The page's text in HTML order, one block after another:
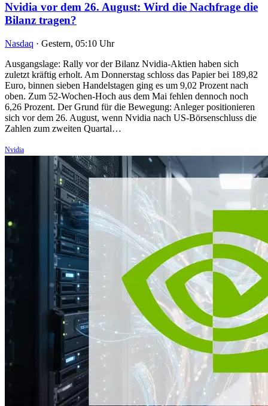
Nvidia vor dem 26. August: Wird die Nachfrage die
Bilanz tragen?
Nasdaq · Gestern, 05:10 Uhr
Ausgangslage: Rally vor der Bilanz Nvidia-Aktien haben sich
zuletzt kräftig erholt. Am Donnerstag schloss das Papier bei 189,82
Euro, binnen sieben Handelstagen ging es um 9,02 Prozent nach
oben. Zum 52-Wochen-Hoch aus dem Mai fehlen dennoch noch
6,26 Prozent. Der Grund für die Bewegung: Anleger positionieren
sich vor dem 26. August, wenn Nvidia nach US-Börsenschluss die
Zahlen zum zweiten Quartal…
Nvidia